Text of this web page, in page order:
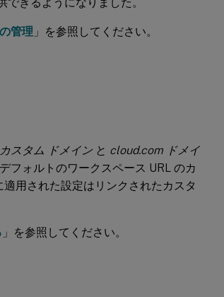
管理 」を参照してください。
カスタム ドメイン と cloud.com ドメイ
フォルトのワークスペース URL のカ
用された設定はリンクされたカスタ
」を参照してください。